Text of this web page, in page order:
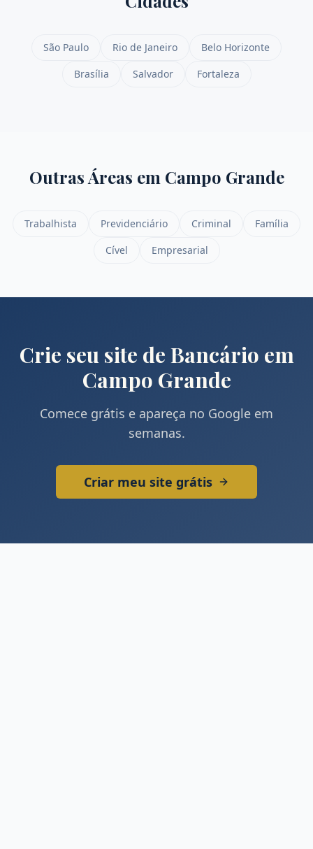
São Paulo Rio de Janeiro
Belo Horizonte
Brasília
Salvador Fortaleza
Outras Áreas em Campo Grande
Trabalhista Previdenciário Criminal
Família
Cível
Empresarial
Crie seu site de Bancário em
Campo Grande
Comece grátis e apareça no Google em
semanas.
Criar meu site grátis